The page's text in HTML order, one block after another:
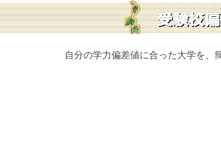
自分の学力偏差値に合った大学を、